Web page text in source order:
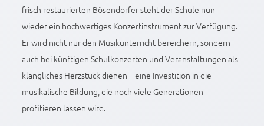
frisch restaurierten Bösendorfer steht der Schule nun
wieder ein hochwertiges Konzertinstrument zur Verfügung.
Er wird nicht nur den Musikunterricht bereichern, sondern
auch bei künftigen Schulkonzerten und Veranstaltungen als
klangliches Herzstück dienen – eine Investition in die
musikalische Bildung, die noch viele Generationen
profitieren lassen wird.